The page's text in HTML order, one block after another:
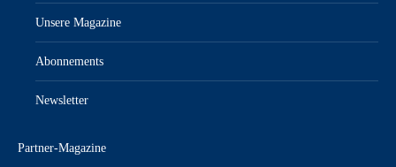
Unsere Magazine
Abonnements
Newsletter
Partner-Magazine